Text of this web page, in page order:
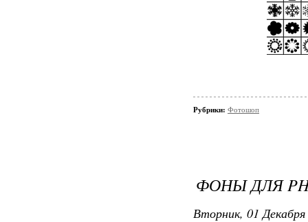
Рубрики: Фотошоп
ФОНЫ ДЛЯ
Вторник, 01